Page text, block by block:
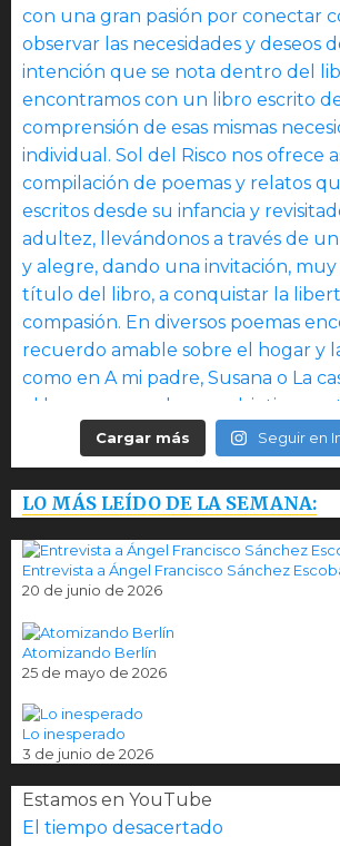
Cargar más Seguir en
LO MÁS LEÍDO DE LA SEMANA:
Entrevista a Ángel Francisco Sánchez
20 de junio de 2026
Atomizando Berlín
25 de mayo de 2026
Lo inesperado
3 de junio de 2026
Estamos en YouTube
El tiempo desacertado